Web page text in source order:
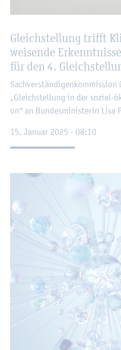
Gleich­stel­lung trifft
wei­sen­de
für den 4.
Sach­ver­stän­di­gen­kom­mis­si­on
„Gleich­stel­lung in der so­zi­al-
on“ an Bun­des­mi­nis­te­rin Lisa
15. Ja­nu­ar 2025 - 08:10